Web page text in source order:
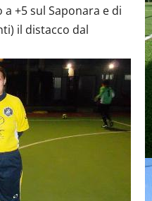
+5 sul Saponara e di
il distacco dal